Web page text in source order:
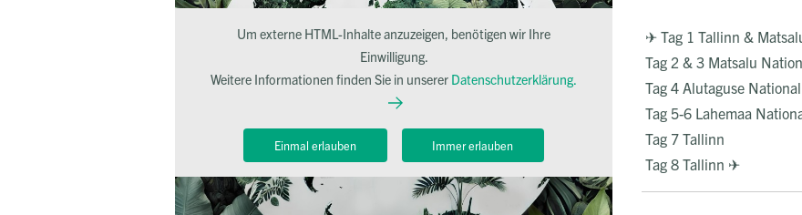
Um externe HTML-Inhalte anzuzeigen, benötigen wir Ihre
Einwilligung.
Weitere Informationen finden Sie in unserer Datenschutzerklärung.
Einmal erlauben Immer erlauben
✈ Tag 1 Tallinn &
Tag 2 & 3 Matsalu
Tag 4 Alutaguse
Tag 5-6 Lahemaa
Tag 7 Tallinn
Tag 8 Tallinn ✈